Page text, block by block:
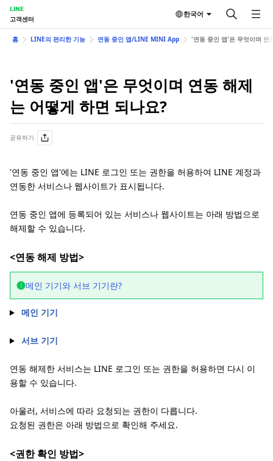
LINE
고객센터
한국어
홈 LINE의 편리한 기능 연동 중인 앱/LINE MINI App '연동 중인 앱'은 무엇이며 연
'연동 중인 앱'은 무엇이며 연동 해제
는 어떻게 하면 되나요?
공유하기
'연동 중인 앱'에는 LINE 로그인 또는 권한을 허용하여 LINE 계정과
연동한 서비스나 웹사이트가 표시됩니다.
연동 중인 앱에 등록되어 있는 서비스나 웹사이트는 아래 방법으로
해제할 수 있습니다.
<연동 해제 방법>
메인 기기와 서브 기기란?
메인 기기
서브 기기
연동 해제한 서비스는 LINE 로그인 또는 권한을 허용하면 다시 이
용할 수 있습니다.
아울러, 서비스에 따라 요청되는 권한이 다릅니다.
요청된 권한은 아래 방법으로 확인해 주세요.
<권한 확인 방법>